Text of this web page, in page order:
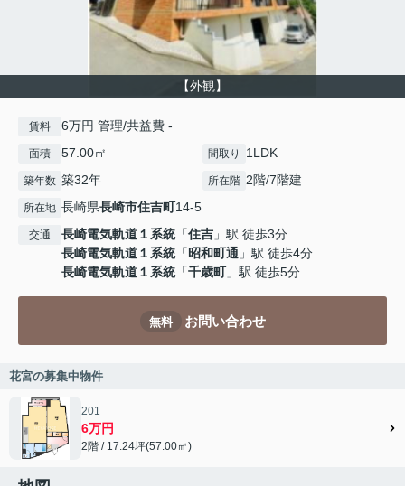
【外観】
賃料 6万円 管理/共益費 -
面積 57.00㎡ 間取り 1LDK
築年数 築32年 所在階 2階/7階建
所在地 長崎県長崎市住吉町14-5
交通 長崎電気軌道１系統「住吉 」駅 徒歩3分
長崎電気軌道１系統「昭和町通 」駅 徒歩4分
長崎電気軌道１系統「千歳町」駅 徒歩5分
無料 お問い合わせ
花宮の募集中物件
201
6万円
2階 / 17.24坪(57.00㎡)